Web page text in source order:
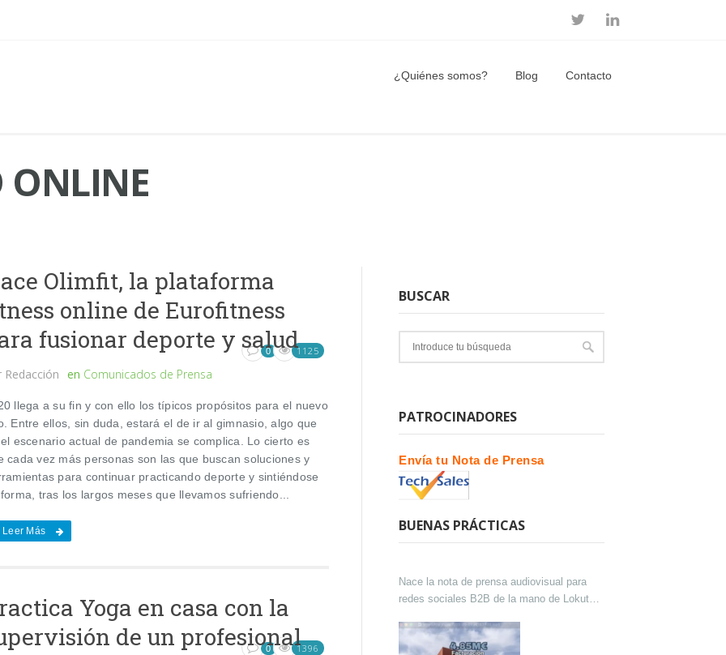
¿Quiénes somos? Blog Contacto
Olimfit, la plataforma
online de Eurofitness
fusionar deporte y salud
Redacción en Comunicados de Prensa
0 1125
llega a su fin y con ello los típicos propósitos para el nuevo
Entre ellos, sin duda, estará el de ir al gimnasio, algo que
escenario actual de pandemia se complica. Lo cierto es
cada vez más personas son las que buscan soluciones y
para continuar practicando deporte y sintiéndose
tras los largos meses que llevamos sufriendo...
Leer Más
Yoga en casa con la
de un profesional
0 1396
BUSCAR
PATROCINADORES
Envía tu Nota de Prensa
BUENAS PRÁCTICAS
Nace la nota de prensa audiovisual para
redes sociales B2B de la mano de Lokutor